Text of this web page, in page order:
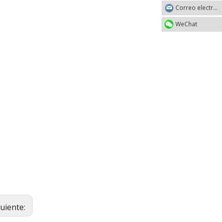
Correo electrónico
WeChat